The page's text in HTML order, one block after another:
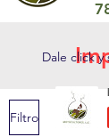
Dale click
Filtro